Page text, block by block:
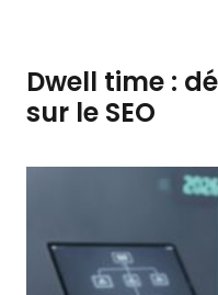
Dwell time :
sur le SEO